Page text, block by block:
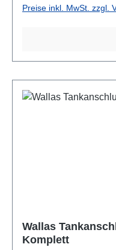
Preise inkl. MwSt. zzgl.
Wallas
Komplett